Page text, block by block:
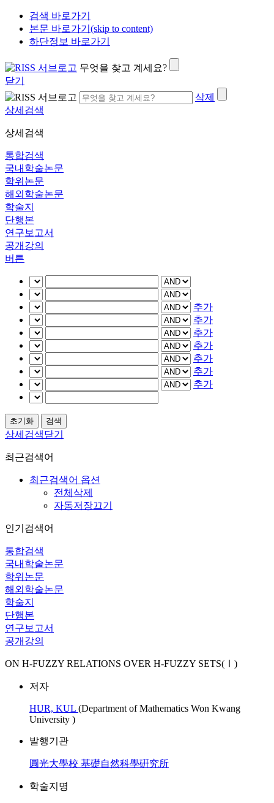
검색 바로가기
본문 바로가기(skip to content)
하단정보 바로가기
무엇을 찾고 계세요?
닫기
삭제
상세검색
상세검색
통합검색
국내학술논문
학위논문
해외학술논문
학술지
단행본
연구보고서
공개강의
버튼
추가
추가
추가
추가
추가
추가
추가
상세검색닫기
최근검색어
최근검색어 옵션
전체삭제
자동저장끄기
인기검색어
통합검색
국내학술논문
학위논문
해외학술논문
학술지
단행본
연구보고서
공개강의
ON H-FUZZY RELATIONS OVER H-FUZZY SETS(Ⅰ)
저자
HUR, KUL (Department of Mathematics Won Kwang
University )
발행기관
圓光大學校 基礎自然科學硏究所
학술지명